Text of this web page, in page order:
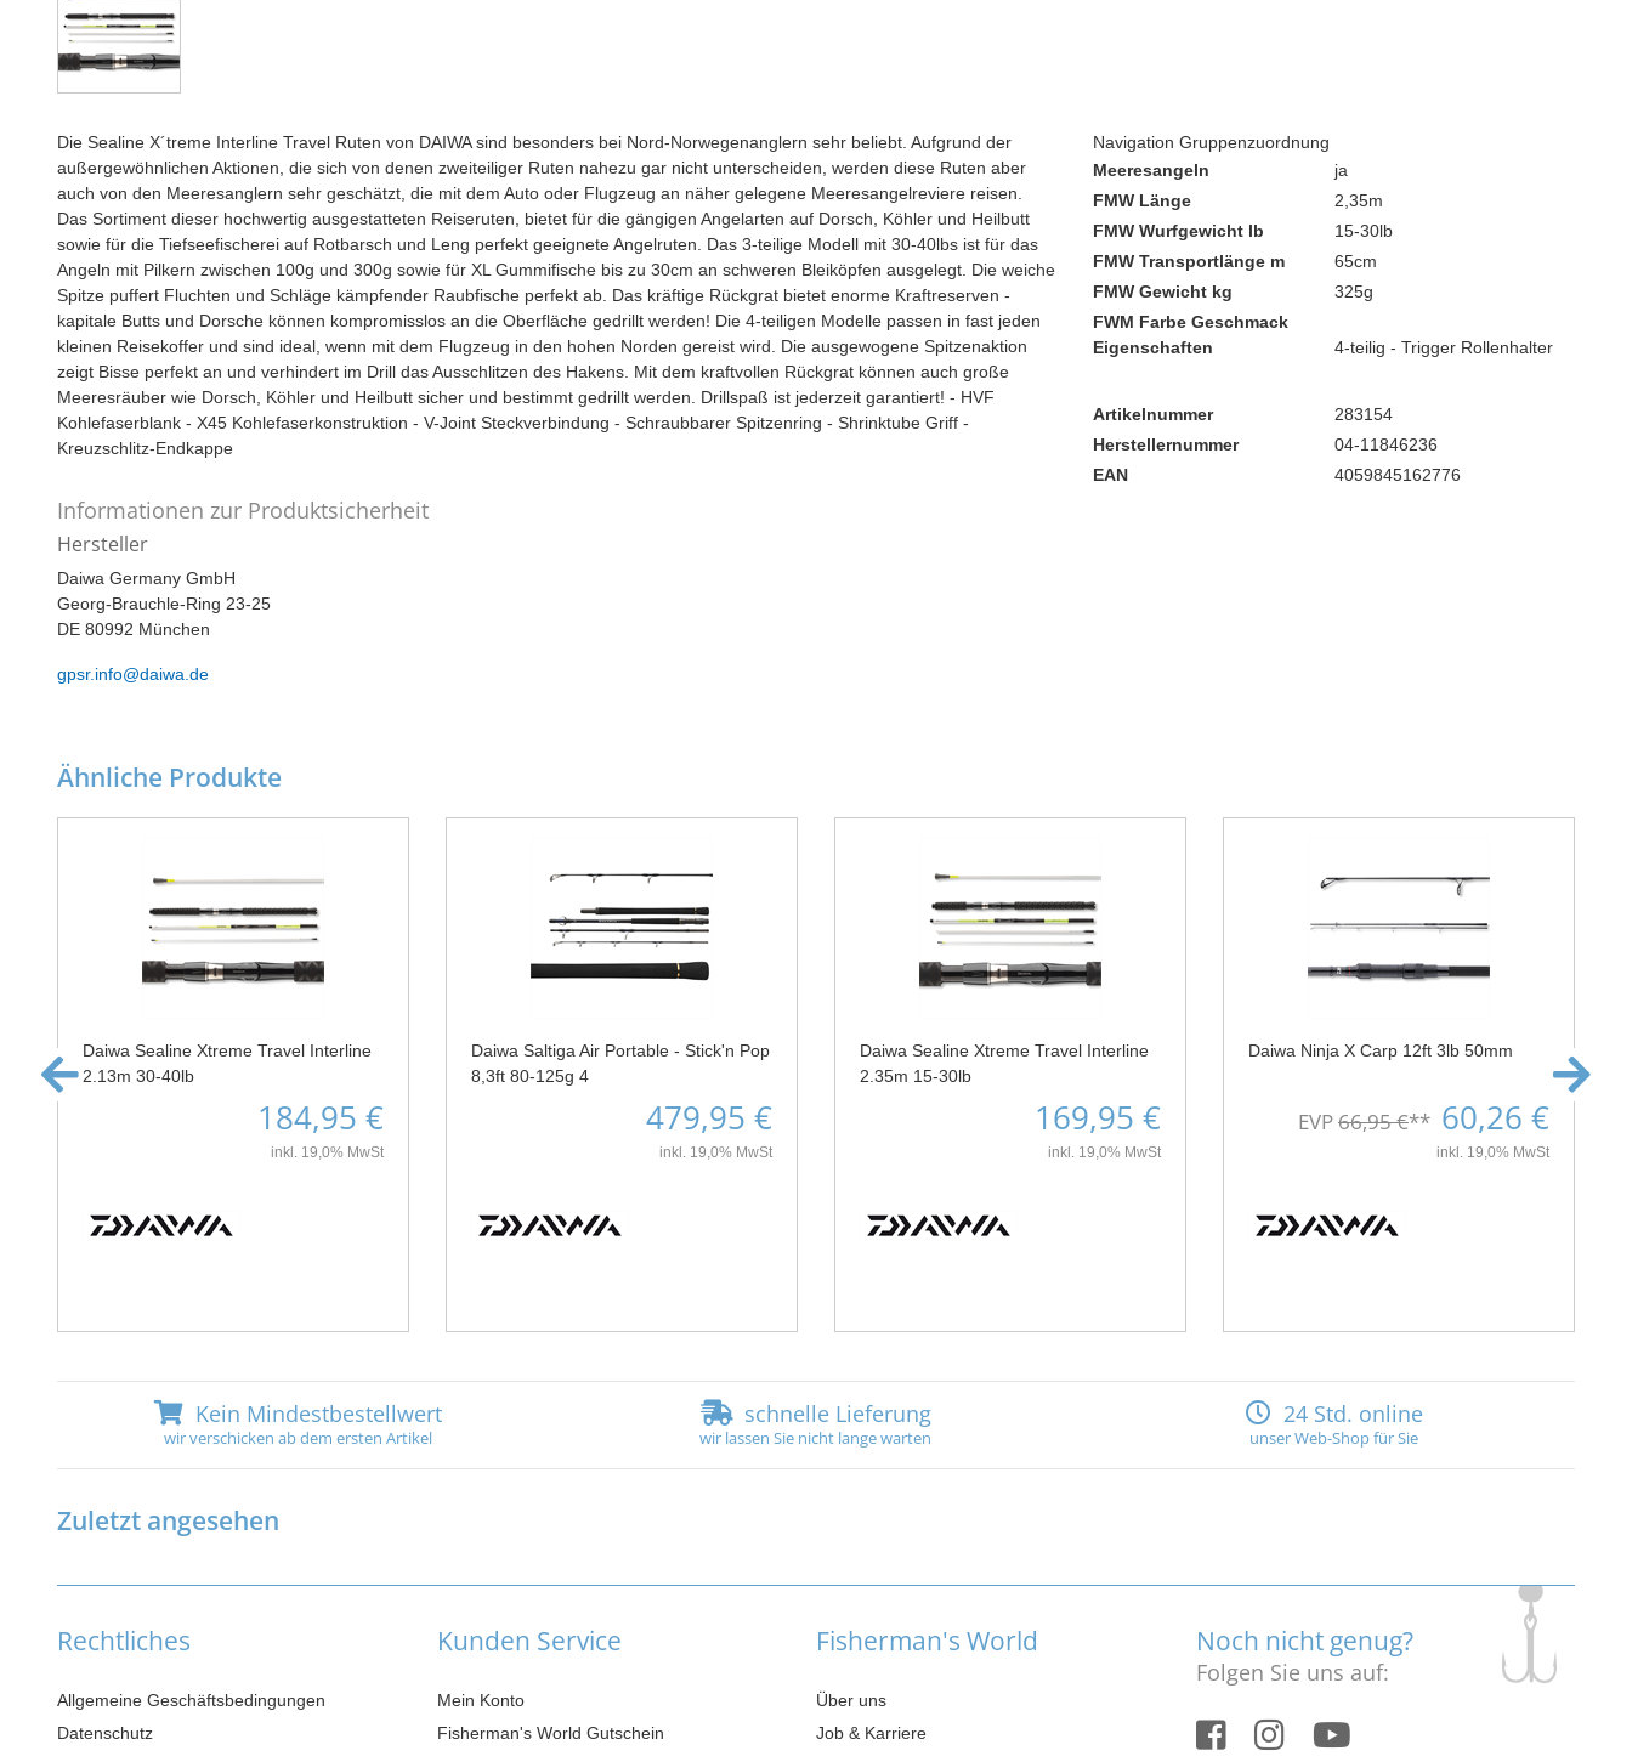
Die Sealine X´treme Interline Travel Ruten von DAIWA sind besonders bei Nord-Norwegenanglern sehr beliebt. Aufgrund der
außergewöhnlichen Aktionen, die sich von denen zweiteiliger Ruten nahezu gar nicht unterscheiden, werden diese Ruten aber
auch von den Meeresanglern sehr geschätzt, die mit dem Auto oder Flugzeug an näher gelegene Meeresangelreviere reisen.
Das Sortiment dieser hochwertig ausgestatteten Reiseruten, bietet für die gängigen Angelarten auf Dorsch, Köhler und Heilbutt
sowie für die Tiefseefischerei auf Rotbarsch und Leng perfekt geeignete Angelruten. Das 3-teilige Modell mit 30-40lbs ist für das
Angeln mit Pilkern zwischen 100g und 300g sowie für XL Gummifische bis zu 30cm an schweren Bleiköpfen ausgelegt. Die weiche
Spitze puffert Fluchten und Schläge kämpfender Raubfische perfekt ab. Das kräftige Rückgrat bietet enorme Kraftreserven -
kapitale Butts und Dorsche können kompromisslos an die Oberfläche gedrillt werden! Die 4-teiligen Modelle passen in fast jeden
kleinen Reisekoffer und sind ideal, wenn mit dem Flugzeug in den hohen Norden gereist wird. Die ausgewogene Spitzenaktion
zeigt Bisse perfekt an und verhindert im Drill das Ausschlitzen des Hakens. Mit dem kraftvollen Rückgrat können auch große
Meeresräuber wie Dorsch, Köhler und Heilbutt sicher und bestimmt gedrillt werden. Drillspaß ist jederzeit garantiert! - HVF
Kohlefaserblank - X45 Kohlefaserkonstruktion - V-Joint Steckverbindung - Schraubbarer Spitzenring - Shrinktube Griff -
Kreuzschlitz-Endkappe
Informationen zur Produktsicherheit
Hersteller
Daiwa Germany GmbH
Georg-Brauchle-Ring 23-25
DE 80992 München
gpsr.info@daiwa.de
Navigation Gruppenzuordnung
Meeresangeln
ja
FMW Länge
2,35m
FMW Wurfgewicht lb
15-30lb
FMW Transportlänge m
65cm
FMW Gewicht kg
325g
FWM Farbe Geschmack
Eigenschaften
4-teilig - Trigger Rollenhalter
Artikelnummer
283154
Herstellernummer
04-11846236
EAN
4059845162776
Ähnliche Produkte
Daiwa Sealine Xtreme Travel Interline
2.13m 30-40lb
184,95 €
inkl. 19,0% MwSt
Daiwa Saltiga Air Portable - Stick'n Pop
8,3ft 80-125g 4
479,95 €
inkl. 19,0% MwSt
Daiwa Sealine Xtreme Travel Interline
2.35m 15-30lb
169,95 €
inkl. 19,0% MwSt
Daiwa Ninja X Carp 12ft 3lb 50mm
EVP66,95 €** 60,26 €
inkl. 19,0% MwSt
Kein Mindestbestellwert
wir verschicken ab dem ersten Artikel
schnelle Lieferung
wir lassen Sie nicht lange warten
24 Std. online
unser Web-Shop für Sie
Zuletzt angesehen
Rechtliches
Allgemeine Geschäftsbedingungen
Datenschutz
Kunden Service
Mein Konto
Fisherman's World Gutschein
Fisherman's World
Über uns
Job & Karriere
Noch nicht genug?
Folgen Sie uns auf: